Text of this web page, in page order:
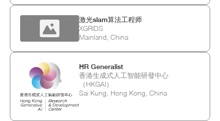
激光slam算法工程师
XGRIDS
Mainland, China
HR Generalist
香港生成式人工智能研發中心
（HKGAI）
Sai Kung, Hong Kong, China